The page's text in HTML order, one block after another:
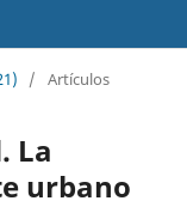
/ Artículos
La
urbano